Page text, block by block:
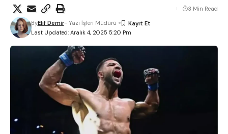
Last Updated: Aralık 4, 2025 5:20 Pm
ByElif Demir- Yazı İşleri Müdürü
3 Min Read